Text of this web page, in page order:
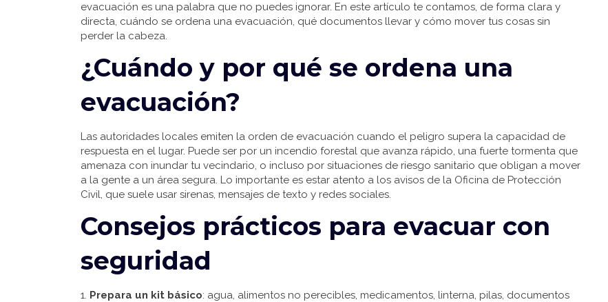
evacuación es una palabra que no puedes ignorar. En este artículo te contamos, de forma clara y
directa, cuándo se ordena una evacuación, qué documentos llevar y cómo mover tus cosas sin
perder la cabeza.
¿Cuándo y por qué se ordena una
evacuación?
Las autoridades locales emiten la orden de evacuación cuando el peligro supera la capacidad de
respuesta en el lugar. Puede ser por un incendio forestal que avanza rápido, una fuerte tormenta que
amenaza con inundar tu vecindario, o incluso por situaciones de riesgo sanitario que obligan a mover
a la gente a un área segura. Lo importante es estar atento a los avisos de la Oficina de Protección
Civil, que suele usar sirenas, mensajes de texto y redes sociales.
Consejos prácticos para evacuar con
seguridad
1. Prepara un kit básico: agua, alimentos no perecibles, medicamentos, linterna, pilas, documentos